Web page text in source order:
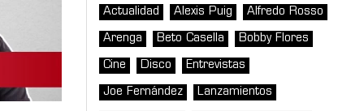
Actualidad Alexis Puig Alfredo Rosso
Arenga Beto Casella Bobby Flores
Cine Disco Entrevistas
Joe Fernández Lanzamientos